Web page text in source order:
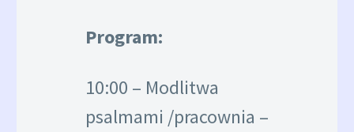
Program:
10:00 – Modlitwa
psalmami /pracownia –